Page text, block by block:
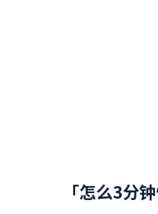
「怎么3分